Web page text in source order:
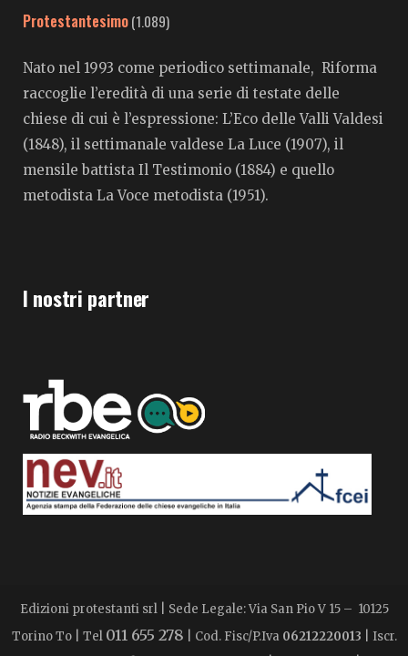
Protestantesimo(1.089)
Nato nel 1993 come periodico settimanale, Riforma
raccoglie l’eredità di una serie di testate delle
chiese di cui è l’espressione: L’Eco delle Valli Valdesi
(1848), il settimanale valdese La Luce (1907), il
mensile battista Il Testimonio (1884) e quello
metodista La Voce metodista (1951).
I nostri partner
Edizioni protestanti srl | Sede Legale: Via San Pio V 15 – 10125
Torino To | Tel 011 655 278 | Cod. Fisc/P.Iva 06212220013 | Iscr.